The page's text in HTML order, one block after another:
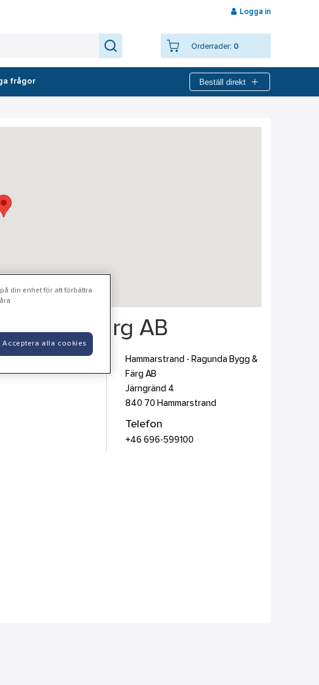
Logga in
Orderrader: 0
frågor Beställ direkt
Bygg & Färg AB
Hammarstrand - Ragunda Bygg &
Färg AB
Järngränd 4
840 70 Hammarstrand
Telefon
+46 696-599100
din enhet för att förbättra
Acceptera alla cookies